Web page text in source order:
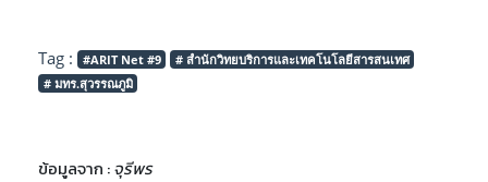
Tag : #ARIT Net #9
# สำนักวิทยบริการและเทคโนโลยีสารสนเทศ
# มทร.สุวรรณภูมิ
ข้อมูลจาก :จุรีพร